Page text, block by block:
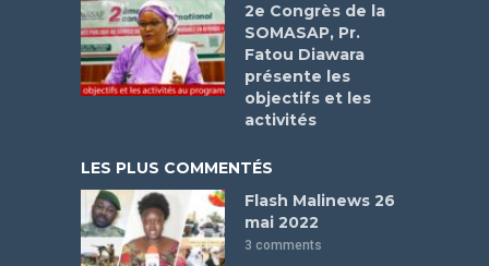
2e Congrès de la
SOMASAP, Pr.
Fatou Diawara
présente les
objectifs et les
activités
LES PLUS COMMENTÉS
Flash Malinews 26
mai 2022
3 comments